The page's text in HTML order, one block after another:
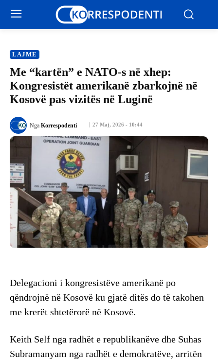
LAJME
Me “kartën” e NATO-s në xhep:
Kongresistët amerikanë zbarkojnë në
Kosovë pas vizitës në Luginë
27 Maj, 2026 - 10:44
Nga Korrespodenti
Delegacioni i kongresistëve amerikanë po
qëndrojnë në Kosovë ku gjatë ditës do të takohen
me krerët shtetërorë në Kosovë.
Keith Self nga radhët e republikanëve dhe Suhas
Subramanyam nga radhët e demokratëve, arritën